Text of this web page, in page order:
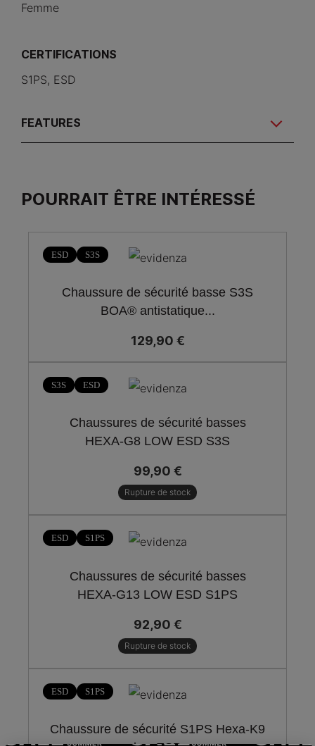
Femme
CERTIFICATIONS
S1PS, ESD
FEATURES
POURRAIT ÊTRE INTÉRESSÉ
ESD S3S
Chaussure de sécurité basse S3S
BOA® antistatique...
129,90 €
S3S ESD
Chaussures de sécurité basses
HEXA-G8 LOW ESD S3S
99,90 €
Rupture de stock
ESD S1PS
Chaussures de sécurité basses
HEXA-G13 LOW ESD S1PS
92,90 €
Rupture de stock
ESD S1PS
-30%
Chaussure de sécurité S1PS Hexa-K9